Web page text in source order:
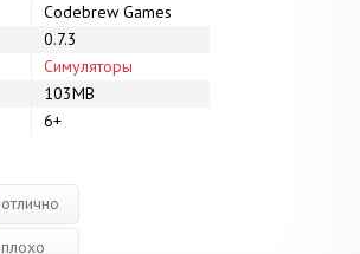
Codebrew Games
0.7.3
Симуляторы
103MB
6+
отлично
плохо